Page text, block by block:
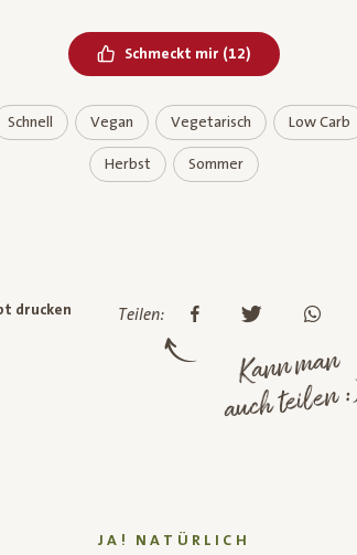
Schmeckt mir Bereits geliked
(12)
Schnell Vegan Vegetarisch Low Carb
Herbst Sommer
drucken Teilen:
Kann man
auch teilen
JA! NATÜRLICH